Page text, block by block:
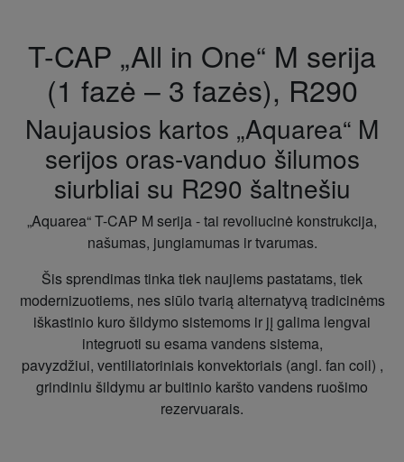
T-CAP „All in One“ M serija
(1 fazė – 3 fazės), R290
Naujausios kartos „Aquarea“ M
serijos oras-vanduo šilumos
siurbliai su R290 šaltnešiu
„Aquarea“ T-CAP M serija - tai revoliucinė konstrukcija,
našumas, jungiamumas ir tvarumas.
Šis sprendimas tinka tiek naujiems pastatams, tiek
modernizuotiems, nes siūlo tvarią alternatyvą tradicinėms
iškastinio kuro šildymo sistemoms ir jį galima lengvai
integruoti su esama vandens sistema,
pavyzdžiui, ventiliatoriniais konvektoriais (angl. fan coil) ,
grindiniu šildymu ar buitinio karšto vandens ruošimo
rezervuarais.